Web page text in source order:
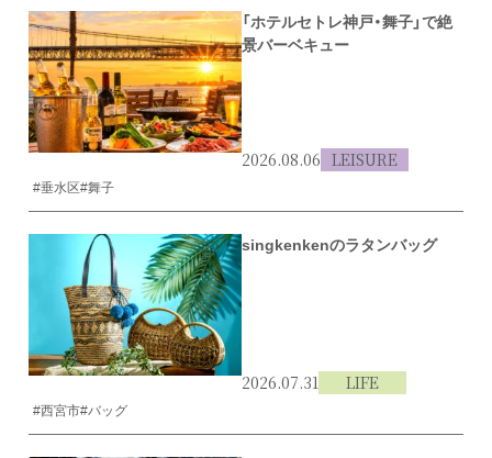
「ホテルセトレ神戸・舞子」で絶
景バーベキュー
2026.08.06 LEISURE
#垂水区#舞子
singkenkenのラタンバッグ
2026.07.31 LIFE
#西宮市#バッグ